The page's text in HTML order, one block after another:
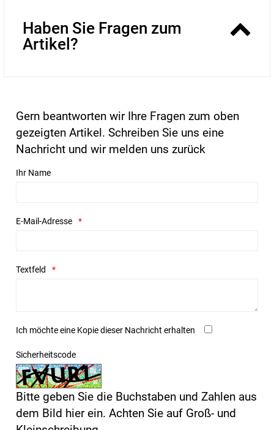
Haben Sie Fragen zum
Artikel?
Gern beantworten wir Ihre Fragen zum oben
gezeigten Artikel. Schreiben Sie uns eine
Nachricht und wir melden uns zurück
Ihr Name
E-Mail-Adresse
Textfeld
Ich möchte eine Kopie dieser Nachricht erhalten
Sicherheitscode
Bitte geben Sie die Buchstaben und Zahlen aus
dem Bild hier ein. Achten Sie auf Groß- und